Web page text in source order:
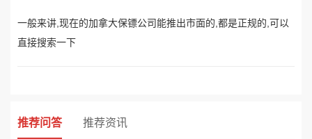
一般来讲,现在的加拿大保镖公司能推出市面的,都是正规的,可以
直接搜索一下
推荐问答 推荐资讯